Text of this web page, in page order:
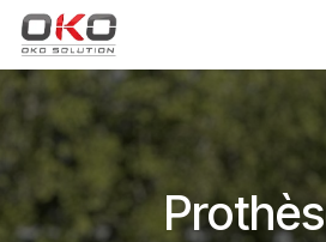
Se rendre au contenu